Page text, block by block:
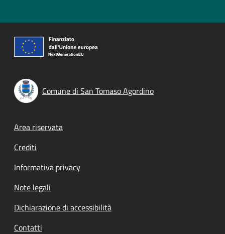
Comune di San Tomaso Agordino
Footer menu
Area riservata
Crediti
Informativa privacy
Note legali
Dichiarazione di accessibilità
Contatti